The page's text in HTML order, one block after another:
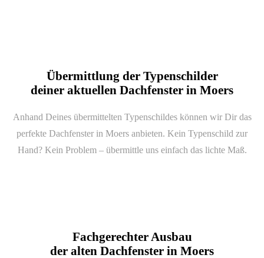
Übermittlung der Typenschilder
deiner aktuellen Dachfenster in Moers
Anhand Deines übermittelten Typenschildes können wir Dir das
perfekte Dachfenster in Moers anbieten. Kein Typenschild zur
Hand? Kein Problem – übermittle uns einfach das lichte Maß.
Fachgerechter Ausbau
der alten Dachfenster in Moers